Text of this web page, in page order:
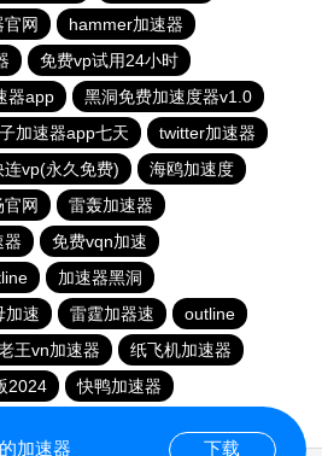
官网
hammer加速器
免费vp试用24小时
器app
黑洞免费加速度器v1.0
加速器app七天
twitter加速器
连vp(永久免费)
海鸥加速度
官网
雷轰加速器
器
免费vqn加速
加速器黑洞
加速 雷霆加器速
outline
王vn加速器
纸飞机加速器
2024
快鸭加速器
加速器 下载